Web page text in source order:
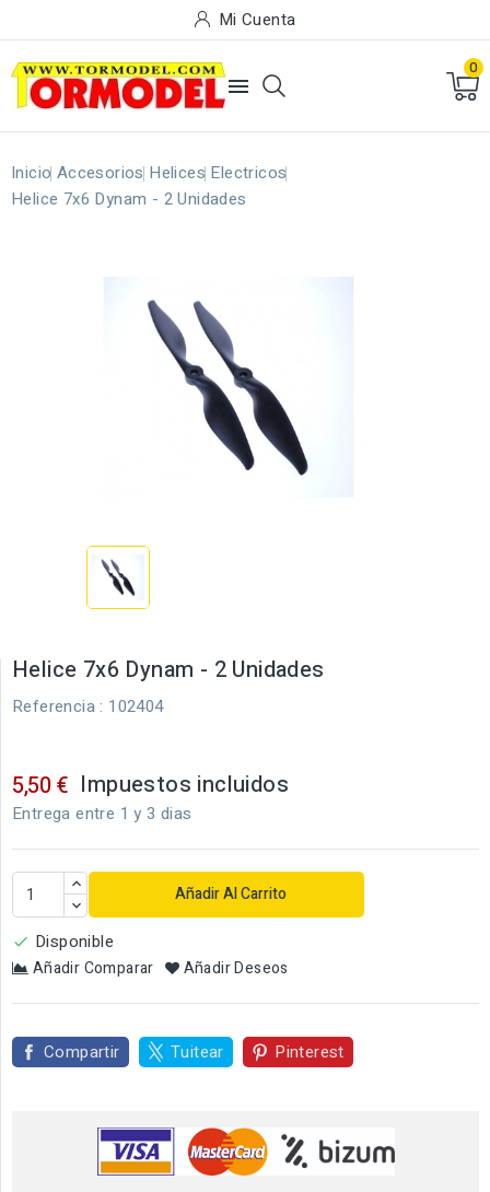
Mi Cuenta

0
Inicio Accesorios Helices Electricos
Helice 7x6 Dynam - 2 Unidades
Helice 7x6 Dynam - 2 Unidades
Referencia : 102404
5,50 € Impuestos incluidos
Entrega entre 1 y 3 dias
Añadir Al Carrito
 Disponible
Añadir Comparar Añadir Deseos
Compartir Tuitear Pinterest